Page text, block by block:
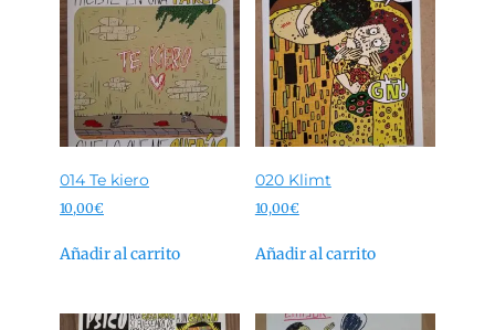
014 Te kiero
10,00€
Añadir al carrito
020 Klimt
10,00€
Añadir al carrito